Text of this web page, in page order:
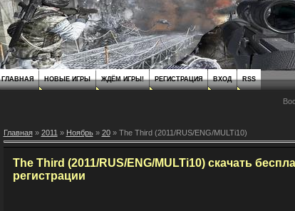
ГЛАВНАЯ НОВЫЕ ИГРЫ ЖДЁМ ИГРЫ! РЕГИСТРАЦИЯ ВХОД RSS
Главная» 2011 » Ноябрь » 20» The Third (2011/RUS/ENG/MULTi10)
The Third (2011/RUS/ENG/MULTi10) скачать
регистрации